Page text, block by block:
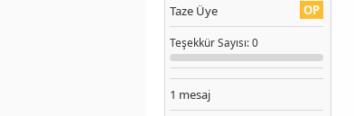
OP
Taze Üye
TeşekkürSayısı: 0
1 mesaj